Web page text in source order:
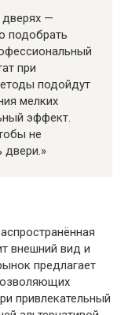
дверях —
подобрать
при
подойдут
мелких
эффект.
не
двери.»
внешний вид и
предлагает
привлекательный